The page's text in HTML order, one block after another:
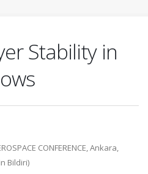
Stability in
CONFERENCE, Ankara,
Bildiri)